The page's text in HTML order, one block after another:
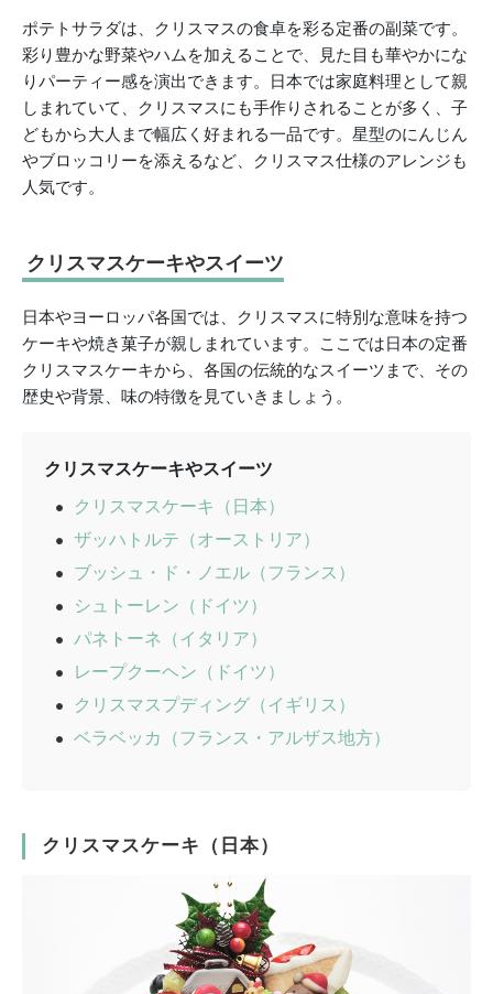
ポテトサラダは、クリスマスの食卓を彩る定番の副菜です。
彩り豊かな野菜やハムを加えることで、見た目も華やかにな
りパーティー感を演出できます。日本では家庭料理として親
しまれていて、クリスマスにも手作りされることが多く、子
どもから大人まで幅広く好まれる一品です。星型のにんじん
やブロッコリーを添えるなど、クリスマス仕様のアレンジも
人気です。
クリスマスケーキやスイーツ
日本やヨーロッパ各国では、クリスマスに特別な意味を持つ
ケーキや焼き菓子が親しまれています。ここでは日本の定番
クリスマスケーキから、各国の伝統的なスイーツまで、その
歴史や背景、味の特徴を見ていきましょう。
クリスマスケーキやスイーツ
クリスマスケーキ（日本）
ザッハトルテ（オーストリア）
ブッシュ・ド・ノエル（フランス）
シュトーレン（ドイツ）
パネトーネ（イタリア）
レープクーヘン（ドイツ）
クリスマスプディング（イギリス）
ベラベッカ（フランス・アルザス地方）
クリスマスケーキ（日本）